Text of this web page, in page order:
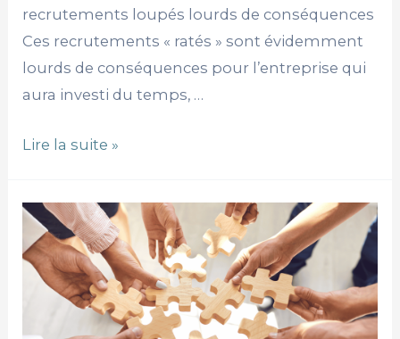
recrutements loupés lourds de conséquences
Ces recrutements « ratés » sont évidemment
lourds de conséquences pour l’entreprise qui
aura investi du temps, …
Lire la suite »
Employee
advocacy
définition